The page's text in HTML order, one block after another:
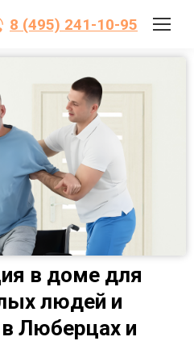
8 (495) 241-10-95
в доме для
людей и
Люберцах и